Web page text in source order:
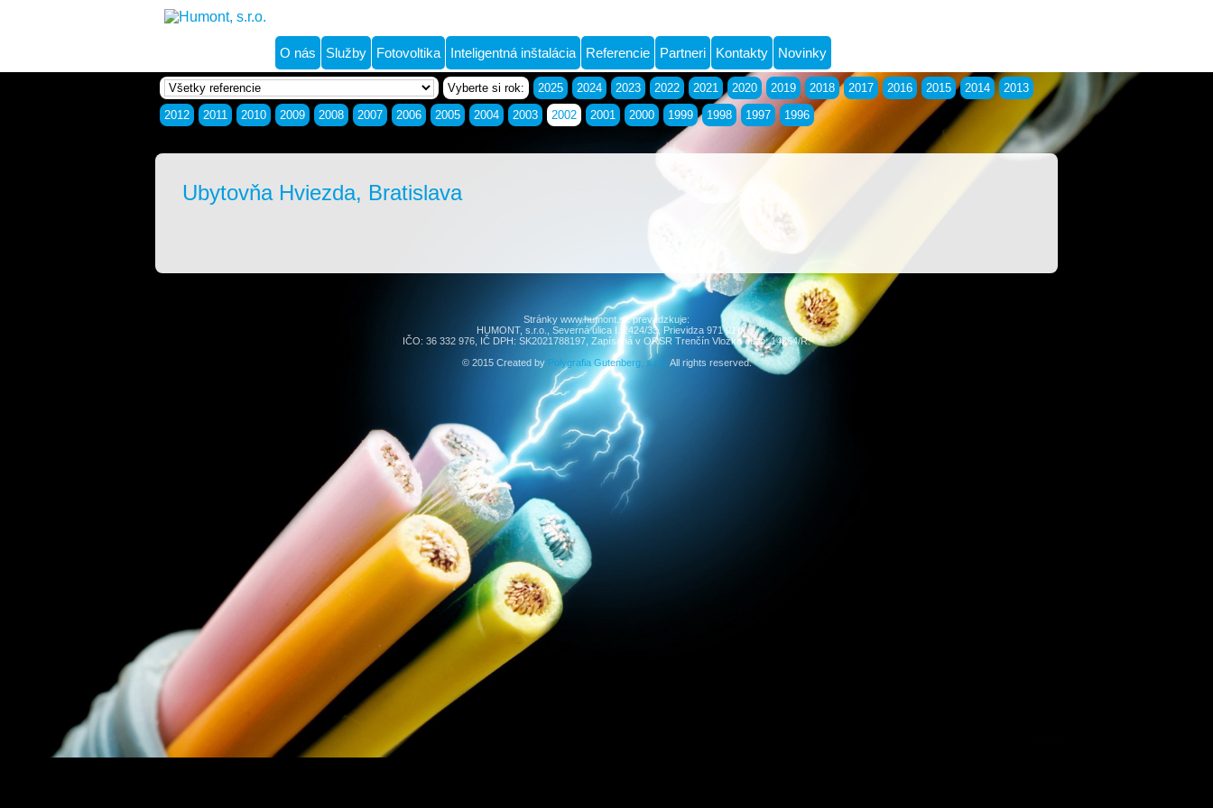
O nás Služby Fotovoltika Inteligentná inštalácia Referencie Partneri Kontakty Novinky
Vyberte si rok: 2025 2024 2023 2022 2021 2020 2019 2018 2017 2016 2015 2014
2013
2012
2011 2010 2009 2008 2007 2006 2005 2004 2003 2002 2001 2000 1999 1998 1997 1996
Ubytovňa Hviezda, Bratislava
Stránky www.humont.sk prevádzkuje:
HUMONT, s.r.o., Severná ulica I. 2424/33, Prievidza 971 01
IČO: 36 332 976, IČ DPH: SK2021788197, Zapísaná v ORSR Trenčín Vložka číslo: 14364/R.
© 2015 Created by Polygrafia Gutenberg, s.r.o. All rights reserved.